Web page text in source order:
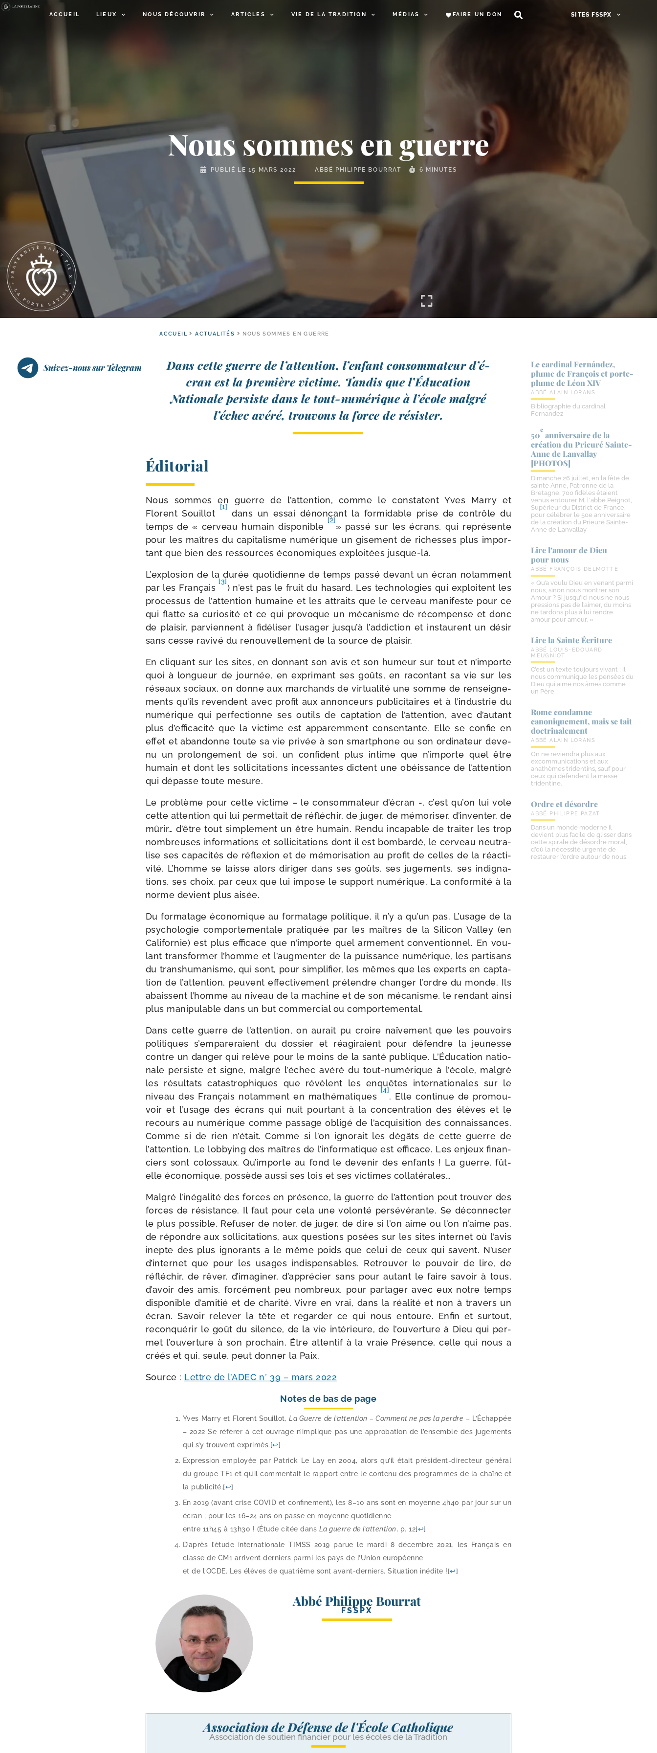
ACCUEIL LIEUX NOUS DÉCOUVRIR ARTICLES VIE DE LA TRADITION MÉDIAS FAIRE UN DON SITES FSSPX
Nous sommes en guerre
PUBLIÉ LE 15 MARS 2022 ABBÉ PHILIPPE BOURRAT 6 MINUTES
ACCUEIL ACTUALITÉS NOUS SOMMES EN GUERRE
Suivez-nous sur Telegram
Dans cette guerre de l’at­ten­tion, l’en­fant consom­ma­teur d’é­
cran est la pre­mière vic­time. Tandis que l’Éducation
Nationale per­siste dans le tout-​numérique à l’é­cole mal­gré
l’é­chec avé­ré, trou­vons la force de résister.
Éditorial
Nous sommes en guerre de l’attention, comme le constatent Yves Marry et
Florent Souillot
[1]
dans un essai dénon­çant la for­mi­dable prise de contrôle du
temps de « cer­veau humain dis­po­nible
[2]
» pas­sé sur les écrans, qui repré­sente
pour les maîtres du capi­ta­lisme numé­rique un gise­ment de richesses plus impor­
tant que bien des res­sources éco­no­miques exploi­tées jusque-là.
L’explosion de la durée quo­ti­dienne de temps pas­sé devant un écran notam­ment
par les Français
[3]
) n’est pas le fruit du hasard. Les tech­no­lo­gies qui exploitent les
pro­ces­sus de l’attention humaine et les attraits que le cer­veau mani­feste pour ce
qui flatte sa curio­si­té et ce qui pro­voque un méca­nisme de récom­pense et donc
de plai­sir, par­viennent à fidé­li­ser l’usager jusqu’à l’addiction et ins­taurent un désir
sans cesse ravi­vé du renou­vel­le­ment de la source de plaisir.
En cli­quant sur les sites, en don­nant son avis et son humeur sur tout et n’importe
quoi à lon­gueur de jour­née, en expri­mant ses goûts, en racon­tant sa vie sur les
réseaux sociaux, on donne aux mar­chands de vir­tua­li­té une somme de ren­sei­gne­
ments qu’ils revendent avec pro­fit aux annon­ceurs publi­ci­taires et à l’industrie du
numé­rique qui per­fec­tionne ses outils de cap­ta­tion de l’attention, avec d’autant
plus d’efficacité que la vic­time est appa­rem­ment consen­tante. Elle se confie en
effet et aban­donne toute sa vie pri­vée à son smart­phone ou son ordi­na­teur deve­
nu un pro­lon­ge­ment de soi, un confi­dent plus intime que n’importe quel être
humain et dont les sol­li­ci­ta­tions inces­santes dictent une obéis­sance de l’attention
qui dépasse toute mesure.
Le pro­blème pour cette vic­time – le consom­ma­teur d’écran -, c’est qu’on lui vole
cette atten­tion qui lui per­met­tait de réflé­chir, de juger, de mémo­ri­ser, d’inventer, de
mûrir… d’être tout sim­ple­ment un être humain. Rendu inca­pable de trai­ter les trop
nom­breuses infor­ma­tions et sol­li­ci­ta­tions dont il est bom­bar­dé, le cer­veau neu­tra­
lise ses capa­ci­tés de réflexion et de mémo­ri­sa­tion au pro­fit de celles de la réac­ti­
vi­té. L’homme se laisse alors diri­ger dans ses goûts, ses juge­ments, ses indi­gna­
tions, ses choix, par ceux que lui impose le sup­port numé­rique. La confor­mi­té à la
norme devient plus aisée.
Du for­ma­tage éco­no­mique au for­ma­tage poli­tique, il n’y a qu’un pas. L’usage de la
psy­cho­lo­gie com­por­te­men­tale pra­ti­quée par les maîtres de la Silicon Valley (en
Californie) est plus effi­cace que n’importe quel arme­ment conven­tion­nel. En vou­
lant trans­for­mer l’homme et l’augmenter de la puis­sance numé­rique, les par­ti­sans
du trans­hu­ma­nisme, qui sont, pour sim­pli­fier, les mêmes que les experts en cap­ta­
tion de l’attention, peuvent effec­ti­ve­ment pré­tendre chan­ger l’ordre du monde. Ils
abaissent l’homme au niveau de la machine et de son méca­nisme, le ren­dant ain­si
plus mani­pu­lable dans un but com­mer­cial ou comportemental.
Dans cette guerre de l’attention, on aurait pu croire naï­ve­ment que les pou­voirs
poli­tiques s’empareraient du dos­sier et réagi­raient pour défendre la jeu­nesse
contre un dan­ger qui relève pour le moins de la san­té publique. L’Éducation natio­
nale per­siste et signe, mal­gré l’échec avé­ré du tout-​numérique à l’école, mal­gré
les résul­tats catas­tro­phiques que révèlent les enquêtes inter­na­tio­nales sur le
niveau des Français notam­ment en mathé­ma­tiques
[4]
. Elle conti­nue de pro­mou­
voir et l’usage des écrans qui nuit pour­tant à la concen­tra­tion des élèves et le
recours au numé­rique comme pas­sage obli­gé de l’acquisition des connais­sances.
Comme si de rien n’était. Comme si l’on igno­rait les dégâts de cette guerre de
l’attention. Le lob­bying des maîtres de l’informatique est effi­cace. Les enjeux finan­
ciers sont colos­saux. Qu’importe au fond le deve­nir des enfants ! La guerre, fût-​
elle éco­no­mique, pos­sède aus­si ses lois et ses vic­times collatérales…
Malgré l’inégalité des forces en pré­sence, la guerre de l’attention peut trou­ver des
forces de résis­tance. Il faut pour cela une volon­té per­sé­vé­rante. Se décon­nec­ter
le plus pos­sible. Refuser de noter, de juger, de dire si l’on aime ou l’on n’aime pas,
de répondre aux sol­li­ci­ta­tions, aux ques­tions posées sur les sites inter­net où l’avis
inepte des plus igno­rants a le même poids que celui de ceux qui savent. N’user
d’internet que pour les usages indis­pen­sables. Retrouver le pou­voir de lire, de
réflé­chir, de rêver, d’imaginer, d’apprécier sans pour autant le faire savoir à tous,
d’avoir des amis, for­cé­ment peu nom­breux, pour par­ta­ger avec eux notre temps
dis­po­nible d’amitié et de cha­ri­té. Vivre en vrai, dans la réa­li­té et non à tra­vers un
écran. Savoir rele­ver la tête et regar­der ce qui nous entoure. Enfin et sur­tout,
recon­qué­rir le goût du silence, de la vie inté­rieure, de l’ouverture à Dieu qui per­
met l’ouverture à son pro­chain. Être atten­tif à la vraie Présence, celle qui nous a
créés et qui, seule, peut don­ner la Paix.
Source : Lettre de l’ADEC n° 39 – mars 2022
Notes de bas de page
Yves Marry et Florent Souillot,La Guerre de l’attention – Comment ne pas la perdre – L’Échappée
– 2022 Se réfé­rer à cet ouvrage n’implique pas une appro­ba­tion de l’ensemble des juge­ments
qui s’y trouvent expri­més.[↩]
Expression employée par Patrick Le Lay en 2004, alors qu’il était président-​directeur géné­ral
du groupe TF1 et qu’il com­men­tait le rap­port entre le conte­nu des pro­grammes de la chaîne et
la publi­ci­té.[↩]
En 2019 (avant crise COVID et confi­ne­ment), les 8–10 ans sont en moyenne 4h40 par jour sur un
écran ; pour les 16–24 ans on passe en moyenne quo­ti­dienne
entre 11h45 à 13h30 ! (Étude citée dans La guerre de l’attention, p. 12[↩]
D’après l’étude inter­na­tio­nale TIMSS 2019 parue le mar­di 8 décembre 2021, les Français en
classe de CM1 arrivent der­niers par­mi les pays de l’Union euro­péenne
et de l’OCDE. Les élèves de qua­trième sont avant-​derniers. Situation inédite ![↩]
Abbé Philippe Bourrat
FSSPX
Association de Défense de l'École Catholique
Association de soutien financier pour les écoles de la Tradition
Le cardinal Fernández,
plume de François et porte-​
plume de Léon XIV
ABBÉ ALAIN LORANS
Bibliographie du cardinal
Fernandez
50
e
anniversaire de la
création du Prieuré Sainte-​
Anne de Lanvallay
[PHOTOS]
Dimanche 26 juillet, en la fête de
sainte Anne, Patronne de la
Bretagne, 700 fidèles étaient
venus entourer M. l'abbé Peignot,
Supérieur du District de France,
pour célébrer le 50e anniversaire
de la création du Prieuré Sainte-
Anne de Lanvallay
Lire l’amour de Dieu
pour nous
ABBÉ FRANÇOIS DELMOTTE
« Qu’a voulu Dieu en venant parmi
nous, sinon nous montrer son
Amour ? Si jusqu’ici nous ne nous
pressions pas de l’aimer, du moins
ne tardons plus à lui rendre
amour pour amour. »
Lire la Sainte Écriture
ABBÉ LOUIS-EDOUARD
MEUGNIOT
C’est un texte toujours vivant ; il
nous communique les pensées du
Dieu qui aime nos âmes comme
un Père.
Rome condamne
canoniquement, mais se tait
doctrinalement
ABBÉ ALAIN LORANS
On ne reviendra plus aux
excommunications et aux
anathèmes tridentins, sauf pour
ceux qui défendent la messe
tridentine.
Ordre et désordre
ABBÉ PHILIPPE PAZAT
Dans un monde moderne il
devient plus facile de glisser dans
cette spirale de désordre moral,
d’où la nécessité urgente de
restaurer l’ordre autour de nous.